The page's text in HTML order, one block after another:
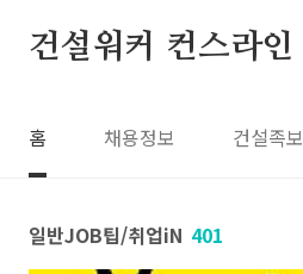
건설워커 컨스라인
홈 채용정보 건설족보
일반JOB팁/취업iN 401